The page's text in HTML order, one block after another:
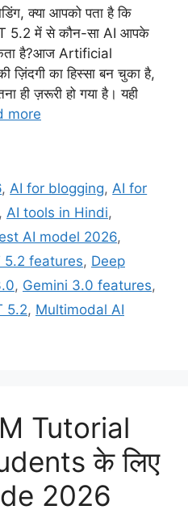
क्या आपको पता है कि
5.2 में से कौन-सा AI आपके
है?आज Artificial
ज़िंदगी का हिस्सा बन चुका है,
ही ज़रूरी हो गया है। यही
more
,AI for blogging,AI for
, AI tools in Hindi,
AI model 2026,
5.2 features, Deep
, Gemini 3.0 features,
5.2, Multimodal AI
Tutorial
के लिए
2026